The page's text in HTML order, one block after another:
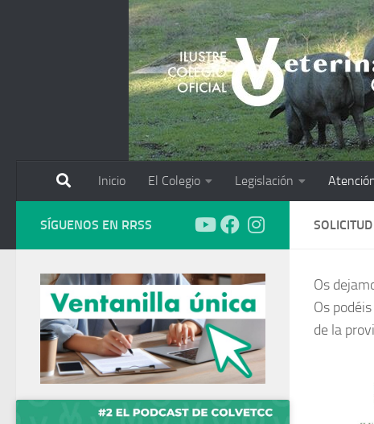
Inicio El Colegio Legislación
Os
Os
de la
SÍGUENOS EN RRSS